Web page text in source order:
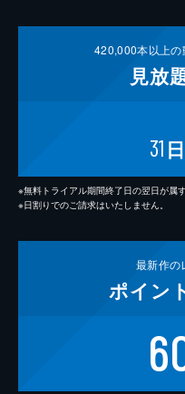
420,000本以上
見放
31
※無料トライアル期間終了日の翌日が属
※日割りでのご請求はいたしません。
最新作の
ポイン